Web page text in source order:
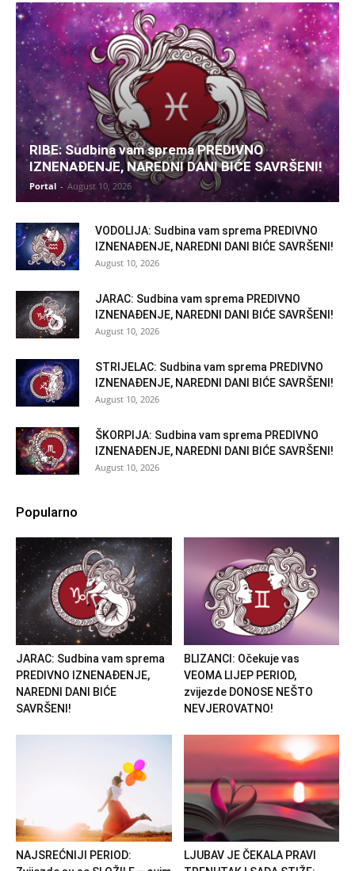
RIBE: Sudbina vam sprema PREDIVNO
IZNENAĐENJE, NAREDNI DANI BIĆE SAVRŠENI!
Portal - August 10, 2026
VODOLIJA: Sudbina vam sprema PREDIVNO
IZNENAĐENJE, NAREDNI DANI BIĆE SAVRŠENI!
August 10, 2026
JARAC: Sudbina vam sprema PREDIVNO
IZNENAĐENJE, NAREDNI DANI BIĆE SAVRŠENI!
August 10, 2026
STRIJELAC: Sudbina vam sprema PREDIVNO
IZNENAĐENJE, NAREDNI DANI BIĆE SAVRŠENI!
August 10, 2026
ŠKORPIJA: Sudbina vam sprema PREDIVNO
IZNENAĐENJE, NAREDNI DANI BIĆE SAVRŠENI!
August 10, 2026
Popularno
JARAC: Sudbina vam sprema
PREDIVNO IZNENAĐENJE,
NAREDNI DANI BIĆE
SAVRŠENI!
BLIZANCI: Očekuje vas
VEOMA LIJEP PERIOD,
zvijezde DONOSE NEŠTO
NEVJEROVATNO!
NAJSREĆNIJI PERIOD:
LJUBAV JE ČEKALA PRAVI